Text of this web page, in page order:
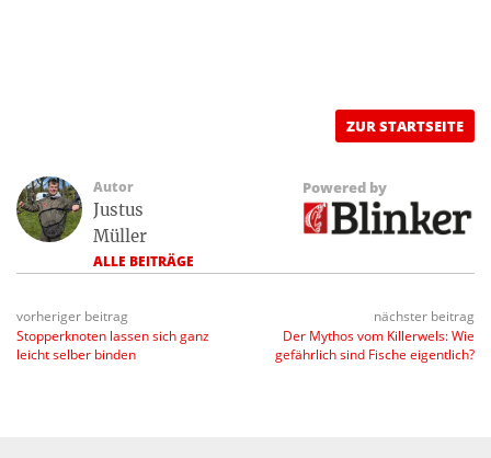
ZUR STARTSEITE
Autor
Justus
Müller
ALLE BEITRÄGE
Powered by
vorheriger beitrag
Stopperknoten lassen sich ganz
leicht selber binden
nächster beitrag
Der Mythos vom Killerwels: Wie
gefährlich sind Fische eigentlich?